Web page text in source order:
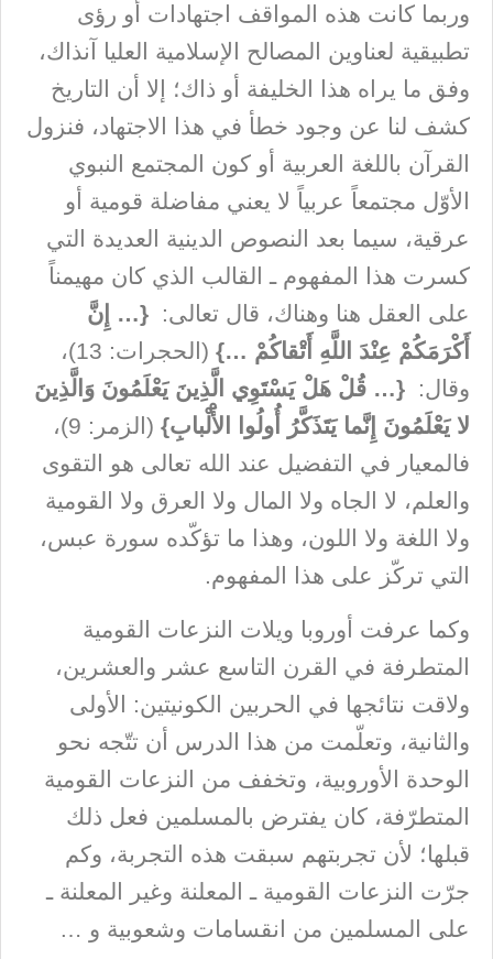
وربما كانت هذه المواقف اجتهادات أو رؤى
تطبيقية لعناوين المصالح الإسلامية العليا آنذاك،
وفق ما يراه هذا الخليفة أو ذاك؛ إلا أن التاريخ
كشف لنا عن وجود خطأ في هذا الاجتهاد، فنزول
القرآن باللغة العربية أو كون المجتمع النبوي
الأوّل مجتمعاً عربياً لا يعني مفاضلة قومية أو
عرقية، سيما بعد النصوص الدينية العديدة التي
كسرت هذا المفهوم ـ القالب الذي كان مهيمناً
على العقل هنا وهناك، قال تعالى: {… إِنَّ
أَكْرَمَكُمْ عِنْدَ اللَّهِ أَتْقاكُمْ …}
(الحجرات: 13)،
وقال: {… قُلْ هَلْ يَسْتَوِي الَّذِينَ يَعْلَمُونَ وَالَّذِينَ
لا يَعْلَمُونَ إِنَّما يَتَذَكَّرُ أُولُوا الأَْلْبابِ}
(الزمر: 9)،
فالمعيار في التفضيل عند الله تعالى هو التقوى
والعلم، لا الجاه ولا المال ولا العرق ولا القومية
ولا اللغة ولا اللون، وهذا ما تؤكّده سورة عبس،
التي تركّز على هذا المفهوم.
وكما عرفت أوروبا ويلات النزعات القومية
المتطرفة في القرن التاسع عشر والعشرين،
ولاقت نتائجها في الحربين الكونيتين: الأولى
والثانية، وتعلّمت من هذا الدرس أن تتّجه نحو
الوحدة الأوروبية، وتخفف من النزعات القومية
المتطرّفة، كان يفترض بالمسلمين فعل ذلك
قبلها؛ لأن تجربتهم سبقت هذه التجربة، وكم
جرّت النزعات القومية ـ المعلنة وغير المعلنة ـ
على المسلمين من انقسامات وشعوبية و …